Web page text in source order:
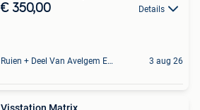
€ 350,00 Details
Ruien + Deel Van Avelgem En Waarmaarde 3 aug 26